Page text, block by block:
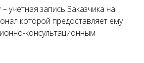
– учетная запись Заказчика на
которой предоставляет ему
консультационным